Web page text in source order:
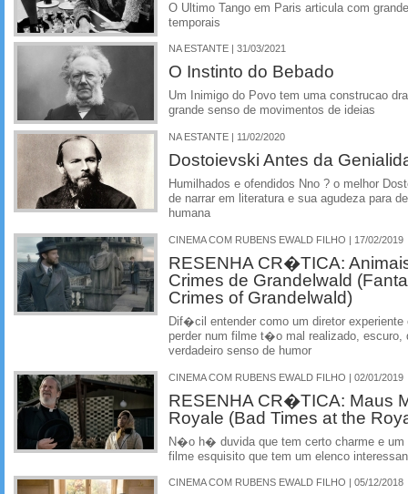
O Ultimo Tango em Paris articula com
temporais
NA ESTANTE | 31/03/2021
O Instinto do Bebado
Um Inimigo do Povo tem uma construcao
grande senso de movimentos de ideias
NA ESTANTE | 11/02/2020
Dostoievski Antes da
Humilhados e ofendidos Nno ? o melhor
de narrar em literatura e sua agudeza para
humana
CINEMA COM RUBENS EWALD FILHO | 17/02/2019
RESENHA CR�TICA:
Crimes de Grandelwald
Crimes of Grandelwald)
Dif�cil entender como um diretor
perder num filme t�o mal realizado,
verdadeiro senso de humor
CINEMA COM RUBENS EWALD FILHO | 02/01/2019
RESENHA CR�TICA: Maus
Royale (Bad Times at the
N�o h� duvida que tem certo charme e um
filme esquisito que tem um elenco
CINEMA COM RUBENS EWALD FILHO | 05/12/2018